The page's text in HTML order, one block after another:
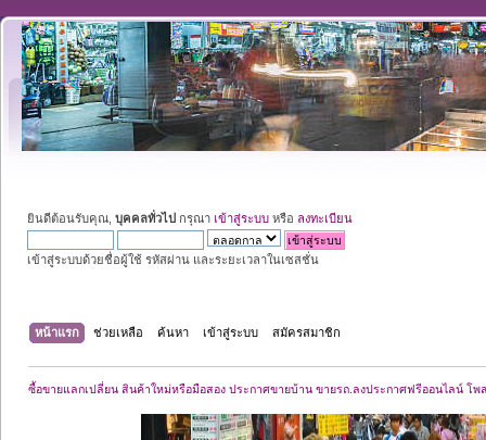
ยินดีต้อนรับคุณ, บุคคลทั่วไป กรุณา เข้าสู่ระบบ หรือ ลงทะเบียน
เข้าสู่ระบบด้วยชื่อผู้ใช้ รหัสผ่าน และระยะเวลาในเซสชั่น
หน้าแรก ช่วยเหลือ ค้นหา เข้าสู่ระบบ สมัครสมาชิก
ซื้อขายแลกเปลี่ยน สินค้าใหม่หรือมือสอง ประกาศขายบ้าน ขายรถ.ลงประกาศฟรีออนไลน์ โ